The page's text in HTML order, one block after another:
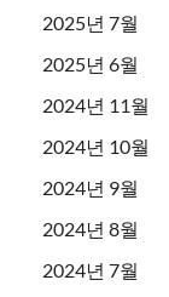
2025년 7월
2025년 6월
2024년 11월
2024년 10월
2024년 9월
2024년 8월
2024년 7월